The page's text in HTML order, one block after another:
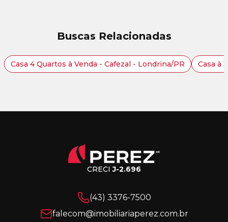
Buscas Relacionadas
Casa 4 Quartos à Venda - Cafezal - Londrina/PR Casa à
CRECIJ-2.696
(43) 3376-7500
falecom@imobiliariaperez.com.br